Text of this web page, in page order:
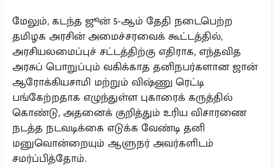
மேலும், கடந்த ஜூன் 5-ஆம் தேதி நடைபெற்ற
தமிழக அரசின் அமைச்சரவைக் கூட்டத்தில்,
அரசியலமைப்புச் சட்டத்திற்கு எதிராக, எந்தவித
அரசுப் பொறுப்பும் வகிக்காத தனிநபர்களான ஜான்
ஆரோக்கியசாமி மற்றும் விஷ்ணு ரெட்டி
பங்கேற்றதாக எழுந்துள்ள புகாரைக் கருத்தில்
கொண்டு, அதனைக் குறித்தும் உரிய விசாரணை
நடத்த நடவடிக்கை எடுக்க வேண்டி தனி
மனுவொன்றையும் ஆளுநர் அவர்களிடம்
சமர்ப்பித்தோம்.